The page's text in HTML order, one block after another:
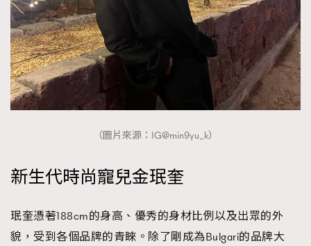
（圖片來源：IG@min9yu_k）
新生代時尚寵兒金珉奎
珉奎憑著188cm的身高、優秀的身材比例以及出眾的外
貌，受到各個品牌的青睞。除了剛成為Bulgari的品牌大